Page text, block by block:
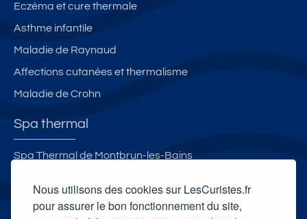
Nous utilisons des cookies sur LesCuristes.fr
pour assurer le bon fonctionnement du site,
Eczéma et cure thermale
Asthme infantile
Maladie de Raynaud
Affections cutanées et thermalisme
Maladie de Crohn
Spa thermal
Spa Thermal de Montbrun-les-Bains